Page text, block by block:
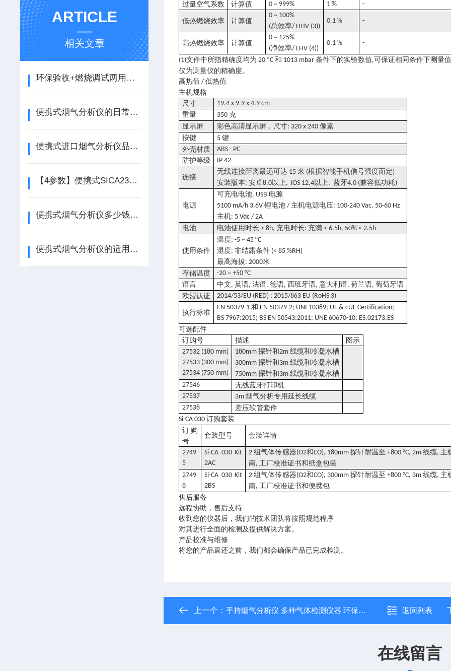
ARTICLE
相关文章
环保验收+燃烧调试两用，索尔曼便携式烟气分析仪使用指南
便携式烟气分析仪的日常维护、校准与常见故障排查
便携式进口烟气分析仪品牌推荐
【4参数】便携式SICA230进口烟气分析仪 高精度NOX/SO2测量
便携式烟气分析仪多少钱?看看它的影响因素
便携式烟气分析仪的适用范围
过量空气系数 计算值 0 ~ 999% 1 % -
低热燃烧效率 计算值
0 ~ 100%
(总效率/ HHV (3))
0.1 % -
高热燃烧效率 计算值
0 ~ 125%
(净效率/ LHV (4))
0.1 % -
(1)文件中所指精确度均为 20°C和 1013 mbar条件下的实验数值,可保证相同条件下测量
仅为测量仪的精确度。
高热值 /低热值
主机规格
尺寸
19.4 x 9.9 x 4.9 cm
重量
350 克
显示屏
彩色高清显示屏，尺寸: 320 x 240像素
按键
5键
外壳材质
ABS - PC
防护等级
IP 42
连接
无线连接距离最远可达 15米 (根据智能手机信号强度而定)
安装版本:安卓8.0以上, iOS 12.4以上,蓝牙4.0 (兼容低功耗)
电源
可充电电池, USB 电源
5100 mA/h 3.6V锂电池 /主机电源电压: 100-240 Vac, 50-60 Hz
主机: 5 Vdc / 2A
电池
电池使用时长 > 8h, 充电时长: 充满 < 6.5h, 50% < 2.5h
使用条件
温度: -5 ~ 45 °C
湿度:非结露条件 (< 85 %RH)
最高海拔: 2000米
存储温度
-20 ~ +50 °C
语言
中文,英语,法语,德语, 西班牙语,意大利语,荷兰语,葡萄牙语
欧盟认证
2014/53/EU (RED) ; 2015/863 EU (RoHS 3)
执行标准
EN 50379-1和 EN 50379-2; UNI 10389; UL & cUL Certification;
BS 7967:2015; BS EN 50543:2011; UNE 60670-10; ES.02173.ES
可选配件
订购号
描述
图示
27532 (180 mm)
27533 (300 mm)
27534 (750 mm)
180mm探针和2m线缆和冷凝水槽
300mm探针和 3m线缆和冷凝水槽
750mm探针和 3m线缆和冷凝水槽
27546
无线蓝牙打印机
27537
3m烟气分析专用延长线缆
27538
差压软管套件
Si-CA 030订购套装
订购
号
套装型号 套装详情
2749
5
Si-CA 030 Kit
2AC
2组气体传感器(O2和CO), 180mm 探针耐温至 +800 °C, 2m线缆,主
南,工厂校准证书和纸盒包装
2749
8
Si-CA 030 Kit
2BS
2组气体传感器(O2和CO), 300mm 探针耐温至 +800 °C, 3m线缆,主
南,工厂校准证书和便携包
售后服务
远程协助，售后支持
收到您的仪器后，我们的技术团队将按照规范程序
对其进行全面的检测及提供解决方案。
产品校准与维修
将您的产品返还之前，我们都会确保产品已完成检测。
上一个：手持烟气分析仪 多种气体检测仪器 环保监测 返回列表
在线留言